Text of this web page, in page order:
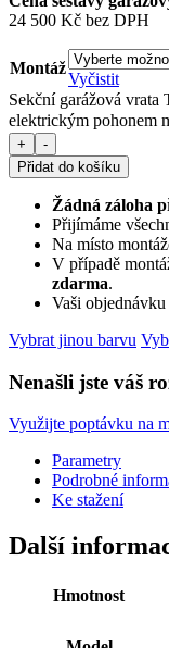
24 500 Kč bez DPH
Montáž
Vyčistit
Sekční garážová
elektrickým pohonem
+
-
Přidat do košíku
Žádná záloha
Přijímáme
Na místo
V případě
zdarma.
Vaši
Vybrat jinou barvu
Nenašli jste váš
Využijte poptávku na
Parametry
Podrobné
Ke stažení
Další
Hmotnost